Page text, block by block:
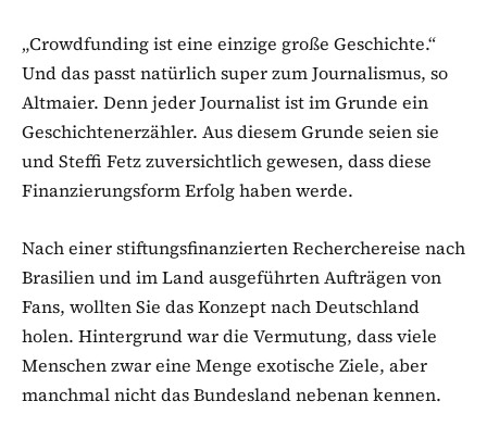
„Crowdfunding ist eine einzige große Geschichte.“
Und das passt natürlich super zum Journalismus, so
Altmaier. Denn jeder Journalist ist im Grunde ein
Geschichtenerzähler. Aus diesem Grunde seien sie
und Steffi Fetz zuversichtlich gewesen, dass diese
Finanzierungsform Erfolg haben werde.
Nach einer stiftungsfinanzierten Recherchereise nach
Brasilien und im Land ausgeführten Aufträgen von
Fans, wollten Sie das Konzept nach Deutschland
holen. Hintergrund war die Vermutung, dass viele
Menschen zwar eine Menge exotische Ziele, aber
manchmal nicht das Bundesland nebenan kennen.